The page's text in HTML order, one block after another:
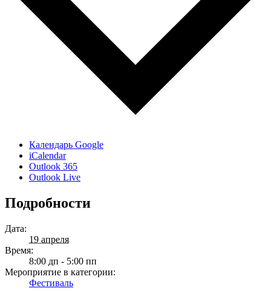
Календарь Google
iCalendar
Outlook 365
Outlook Live
Подробности
Дата:
19 апреля
Время:
8:00 дп - 5:00 пп
Мероприятие в категории:
Фестиваль